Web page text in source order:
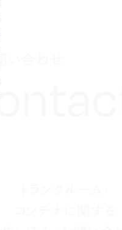
(1)
(1)
(2)
(1)
(1)
(2)
(6)
(9)
(4)
(2)
(2)
(2)
(1)
(1)
(1)
(2)
(2)
(4)
い合わせ